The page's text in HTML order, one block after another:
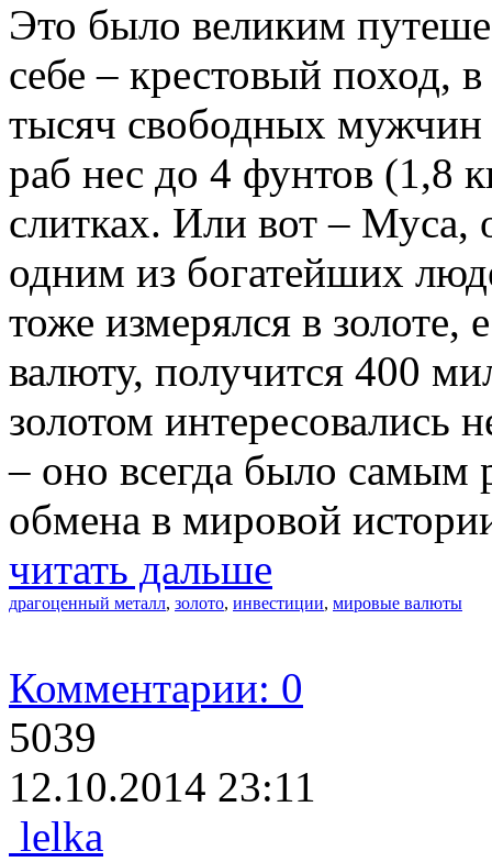
Это было великим
себе – крестовый поход,
тысяч свободных
раб нес до 4 фунтов (1,8
слитках. Или вот – Муса,
одним из богатейших
тоже измерялся в золоте,
валюту, получится 400
золотом интересовались
– оно всегда было самым
обмена в мировой
читать дальше
драгоценный металл, золото, инвестиции, мировые валюты
Комментарии: 0
5039
12.10.2014 23:11
lelka